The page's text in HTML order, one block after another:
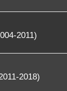
2011)
2018)